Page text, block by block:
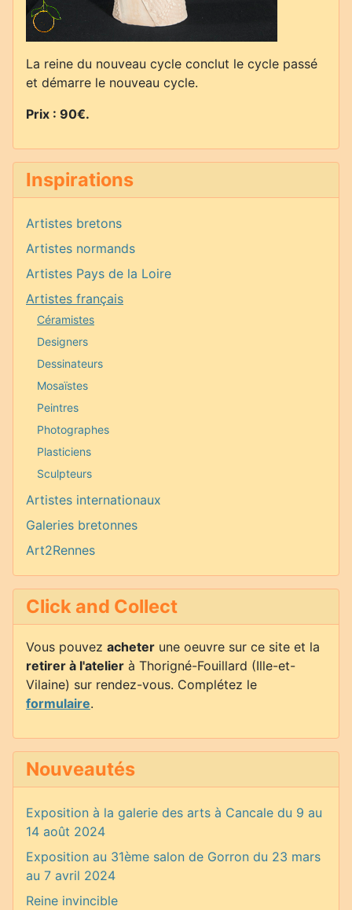
La reine du nouveau cycle conclut le cycle passé
et démarre le nouveau cycle.
Prix : 90€.
Inspirations
Artistes bretons
Artistes normands
Artistes Pays de la Loire
Artistes français
Céramistes
Designers
Dessinateurs
Mosaïstes
Peintres
Photographes
Plasticiens
Sculpteurs
Artistes internationaux
Galeries bretonnes
Art2Rennes
Click and Collect
Vous pouvez acheter une oeuvre sur ce site et la
retirer à l'atelier à Thorigné-Fouillard (Ille-et-
Vilaine) sur rendez-vous. Complétez le
formulaire.
Nouveautés
Exposition à la galerie des arts à Cancale du 9 au
14 août 2024
Exposition au 31ème salon de Gorron du 23 mars
au 7 avril 2024
Reine invincible